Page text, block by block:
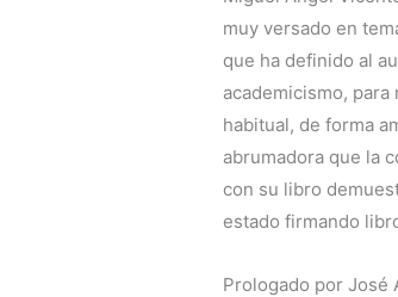
muy versado en
que ha definido al
academicismo,
habitual, de forma
abrumadora que la
con su libro
estado firmando
Prologado por José